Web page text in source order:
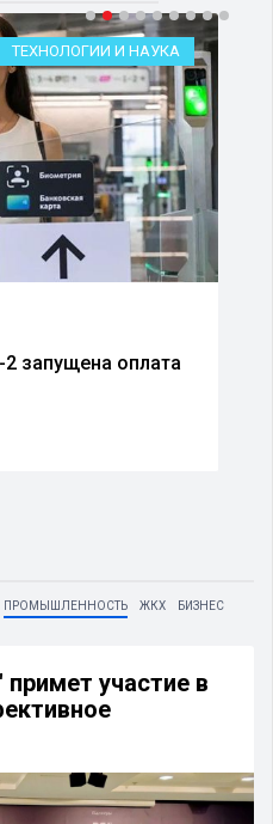
ТЕХНОЛОГИИ И НАУКА
запущена оплата
ПРОМЫШЛЕННОСТЬ ЖКХ БИЗНЕС
участие в